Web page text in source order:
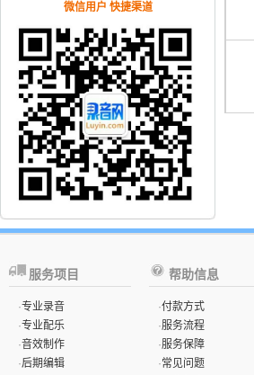
微信用户 快捷渠道
服务项目
·专业录音
·专业配乐
·音效制作
·后期编辑
帮助信息
·付款方式
·服务流程
·服务保障
·常见问题